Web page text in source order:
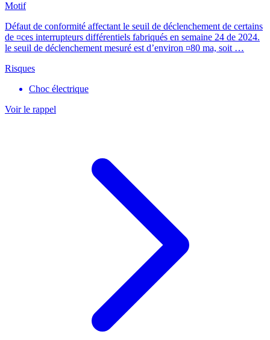
Motif
Défaut de conformité affectant le seuil de déclenchement de certains
de ¤ces interrupteurs différentiels fabriqués en semaine 24 de 2024.
le seuil de déclenchement mesuré est d’environ ¤80 ma, soit …
Risques
Choc électrique
Voir le rappel